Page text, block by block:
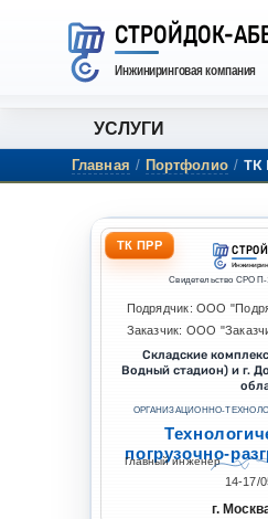
СТРОЙДОК-
Инжиниринговая компания
УСЛУГИ
Главная / Портфолио / ТК
Свидетельство СРО П-
Подрядчик: ООО
Заказчик: ООО
Складские
Водный стадион) и г.
ТК ПРР
ОРГАНИЗАЦИОННО-
погрузочно-
14-17/
Главный инженер
г.